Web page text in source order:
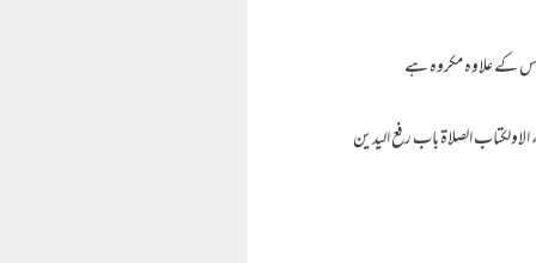
کے علاوه مکروه ہے
الاولكتاب الصلاة باب رفع اليدين